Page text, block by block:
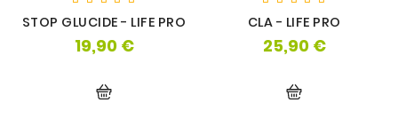
STOP GLUCIDE - LIFE PRO
19,90 €Prix
CLA - LIFE PRO
25,90 €Prix